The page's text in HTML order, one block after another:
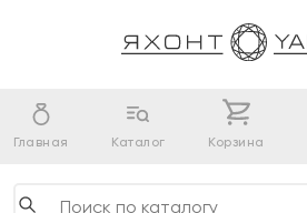
Главная Каталог Корзина